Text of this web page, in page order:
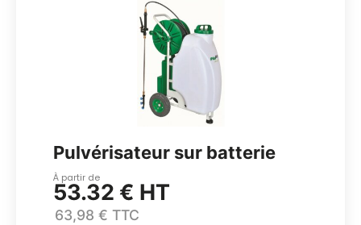
Pulvérisateur sur batterie
À partir de
53.32 € HT
63,98 € TTC